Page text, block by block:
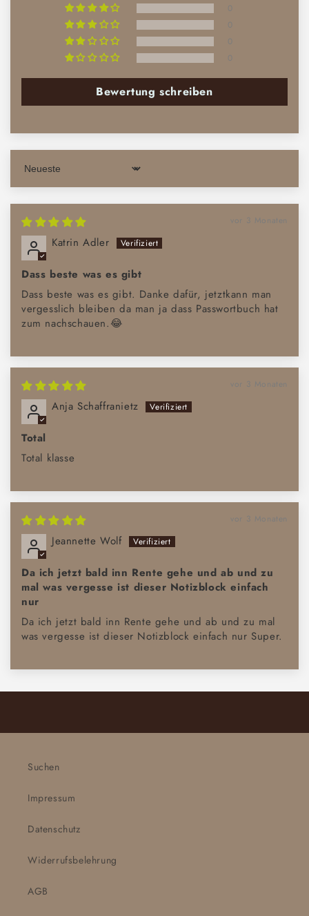
0
0
0
0
Bewertung schreiben
Sort by
vor 3 Monaten
Katrin Adler
Dass beste was es gibt
Dass beste was es gibt. Danke dafür, jetztkann man
vergesslich bleiben da man ja dass Passwortbuch hat
zum nachschauen.😂
vor 3 Monaten
Anja Schaffranietz
Total
Total klasse
vor 3 Monaten
Jeannette Wolf
Da ich jetzt bald inn Rente gehe und ab und zu
mal was vergesse ist dieser Notizblock einfach
nur
Da ich jetzt bald inn Rente gehe und ab und zu mal
was vergesse ist dieser Notizblock einfach nur Super.
Suchen
Impressum
Datenschutz
Widerrufsbelehrung
AGB